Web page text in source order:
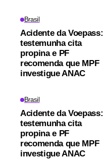
Brasil
Acidente da Voepass:
testemunha cita
propina e PF
recomenda que MPF
investigue ANAC
Brasil
Acidente da Voepass:
testemunha cita
propina e PF
recomenda que MPF
investigue ANAC